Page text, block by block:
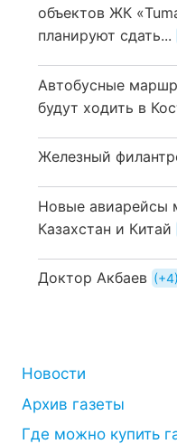
объектов ЖК
планируют сдать...
Автобусные
будут ходить в
Железный
Новые авиарейсы
Казахстан и Китай
Доктор Акбаев +4
Новости
Архив газеты
Где можно купить